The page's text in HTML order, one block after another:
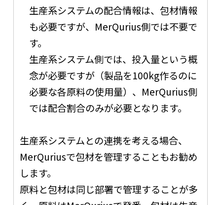
生産系システムの配合情報は、包材情報
も必要ですが、MerQurius側では不要で
す。
生産系システム側では、投入量という概
念が必要ですが（製品を100kg作るのに
必要な各原料の使用量）、MerQurius側
では配合割合のみが必要となります。
生産系システムとの連携を考える場合、
MerQuriusで包材を管理することもお勧め
します。
原料と包材は同じ部署で管理することが多